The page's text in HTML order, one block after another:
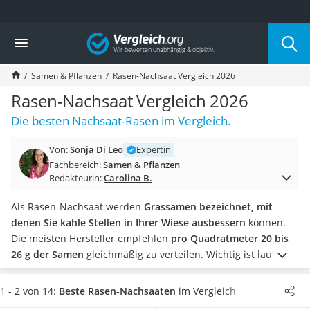
Die beliebtesten Vergleiche nach Kategorie
Baumarkt
Tresor feuerfest
Makita-Akku-Rasenmäher
Kappsäge
Smartes Türschloss
Akku-Rasentrimmer
Split-Klimaanlage 2 Innengeräte
Pelletofen
Tiefbrunnenpumpe
Fliesenschneider
Hochdruckreiniger
Doppelschleifer
Überwachungskamera
Benzinrasenmäher mit Elektrostart
Vergleich
Samen & Pflanzen Rasen-Nachsaat Vergleich 2026
Rasen-Nachsaat Vergleich 2026
Die besten Nachsaat-Rasen im Vergleich.
Von:Sonja Di Leo
Expertin
Fachbereich:Samen & Pflanzen
Redakteurin:Carolina B.
Als Rasen-Nachsaat werden Grassamen bezeichnet, mit
denen Sie kahle Stellen in Ihrer Wiese ausbessern können.
Die meisten Hersteller empfehlen pro Quadratmeter 20 bis
26 g der Samen gleichmäßig zu verteilen. Wichtig ist laut
gängigen Tests, dieSamenstets feucht zu halten, sodass der
Keimungsprozess bestmöglich ablaufen kann. Suchen Sie
1 - 2 von 14: Beste Rasen-Nachsaaten im Vergleich